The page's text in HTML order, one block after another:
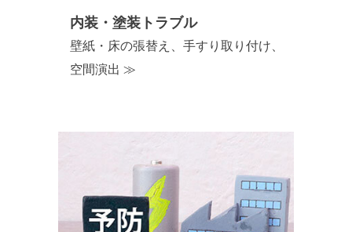
内装・塗装トラブル
壁紙・床の張替え、手すり取り付け、
空間演出 ≫